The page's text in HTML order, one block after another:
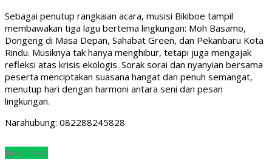
Sebagai penutup rangkaian acara, musisi Bikiboe tampil
membawakan tiga lagu bertema lingkungan: Moh Basamo,
Dongeng di Masa Depan, Sahabat Green, dan Pekanbaru Kota
Rindu. Musiknya tak hanya menghibur, tetapi juga mengajak
refleksi atas krisis ekologis. Sorak sorai dan nyanyian bersama
peserta menciptakan suasana hangat dan penuh semangat,
menutup hari dengan harmoni antara seni dan pesan
lingkungan.
Narahubung: 082288245828
Next Post